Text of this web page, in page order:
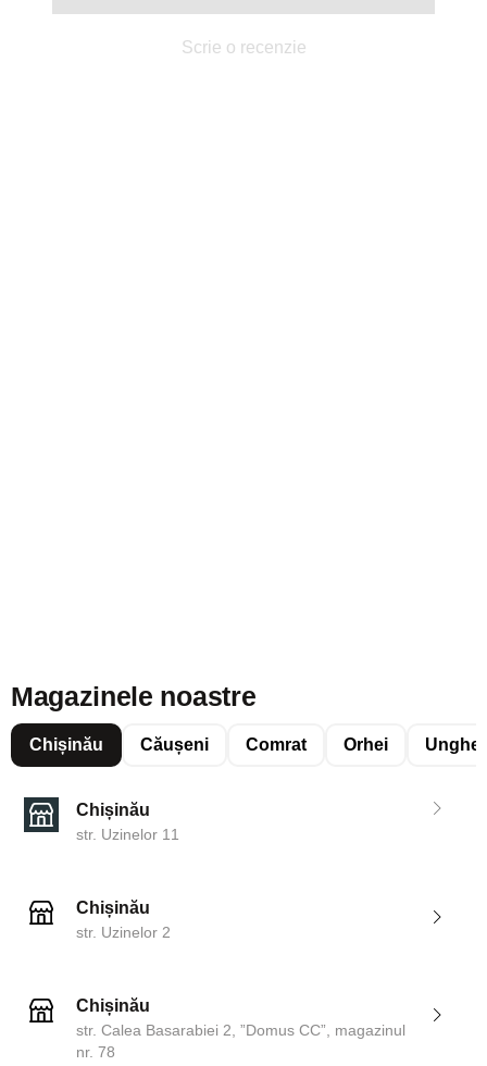
Scrie o recenzie
Magazinele noastre
Chișinău Căușeni Comrat Orhei
Chișinău
str. Uzinelor 11
Chișinău
str. Uzinelor 2
Chișinău
str. Calea Basarabiei 2, ”Domus CC”, magazinul
nr. 78